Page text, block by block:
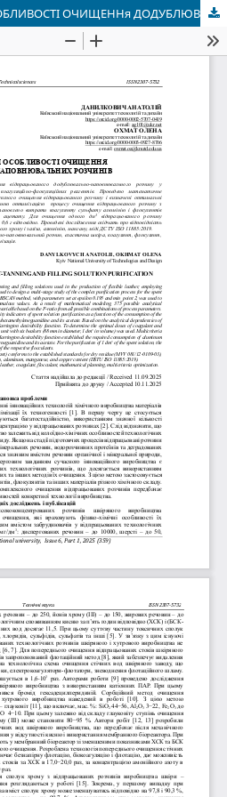
КОЛОЇДНО-ХІМІЧНІ ОСОБЛИВОСТІ ОЧИЩЕННя ДОДУБЛЮВАЛЬНО-НАПОВНЮВАЛЬНИХ РОЗЧИНІВ